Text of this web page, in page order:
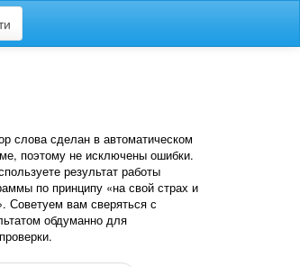
слова сделан в автоматическом
поэтому не исключены ошибки.
результат работы
по принципу «на свой страх и
Советуем вам сверяться с
обдуманно для